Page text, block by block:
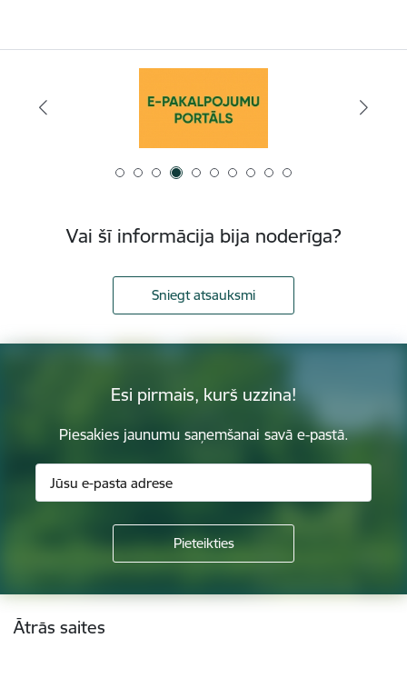
Vai šī informācija bija noderīga?
Sniegt atsauksmi
Esi pirmais, kurš uzzina!
Piesakies jaunumu saņemšanai savā e-pastā.
Kājene
Ātrās saites